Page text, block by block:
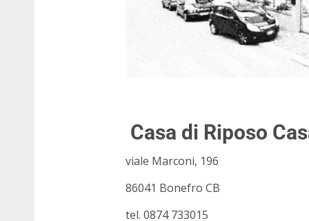
Casa di Riposo
viale Marconi, 196
86041 Bonefro CB
tel. 0874 733015